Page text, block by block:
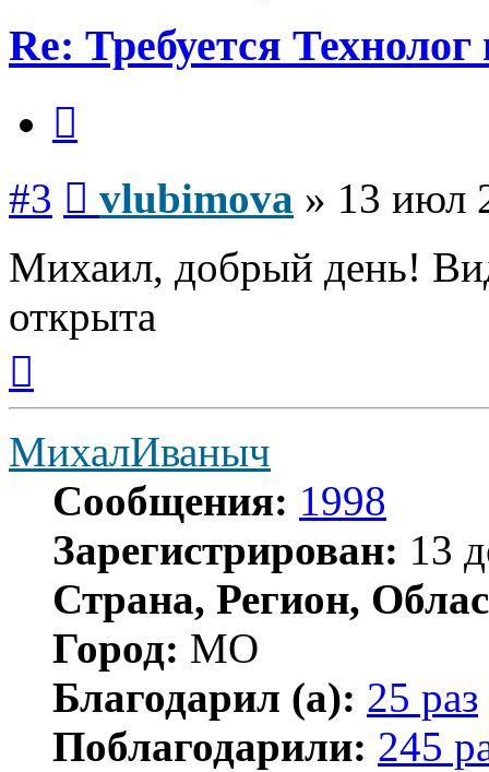
Re: Требуется
#3 vlubimova » 13 июл
Михаил, добрый день!
открыта
началу
МихалИваныч
Сообщения: 1998
Зарегистрирован: 13
Страна, Регион,
Город: МО
Благодарил (а): 25 раз
Поблагодарили: 245